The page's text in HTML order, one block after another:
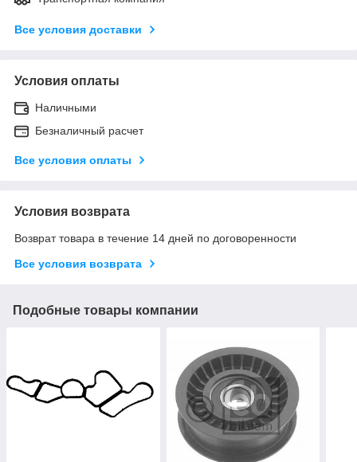
Все условия доставки
Условия оплаты
Наличными
Безналичный расчет
Все условия оплаты
Условия возврата
Возврат товара в течение 14 дней по договоренности
Все условия возврата
Подобные товары компании